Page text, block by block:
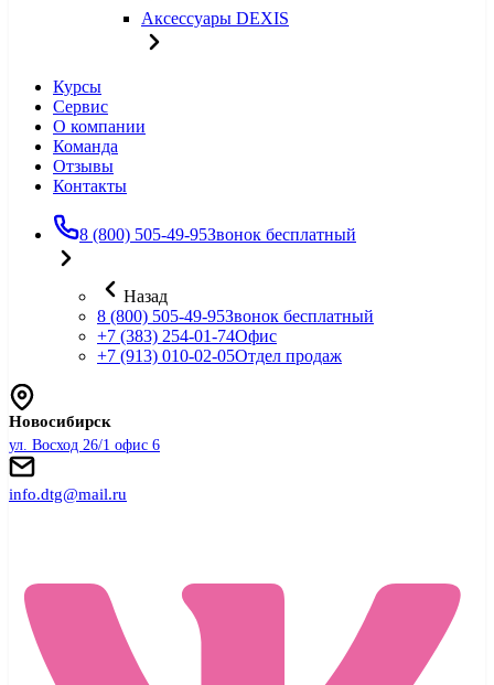
Аксессуары DEXIS
Курсы
Сервис
О компании
Команда
Отзывы
Контакты
8 (800) 505-49-95Звонок бесплатный
Назад
8 (800) 505-49-95Звонок бесплатный
+7 (383) 254-01-74Офис
+7 (913) 010-02-05Отдел продаж
Новосибирск
ул. Восход 26/1 офис 6
info.dtg@mail.ru